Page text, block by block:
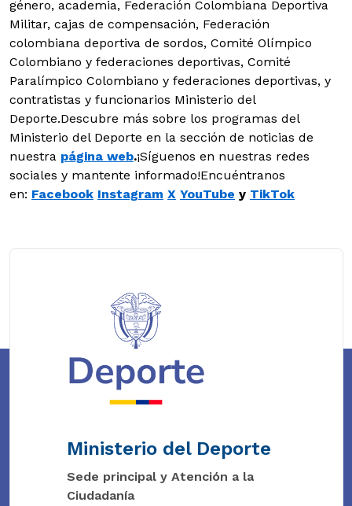
género, academia, Federación Colombiana Deportiva
Militar, cajas de compensación, Federación
colombiana deportiva de sordos, Comité Olímpico
Colombiano y federaciones deportivas, Comité
Paralímpico Colombiano y federaciones deportivas, y
contratistas y funcionarios Ministerio del
Deporte.Descubre más sobre los programas del
Ministerio del Deporte en la sección de noticias de
nuestra página web.¡Síguenos en nuestras redes
sociales y mantente informado!Encuéntranos
en: Facebook Instagram X YouTube y TikTok
Ministerio del Deporte
Sede principal y Atención a la
Ciudadanía